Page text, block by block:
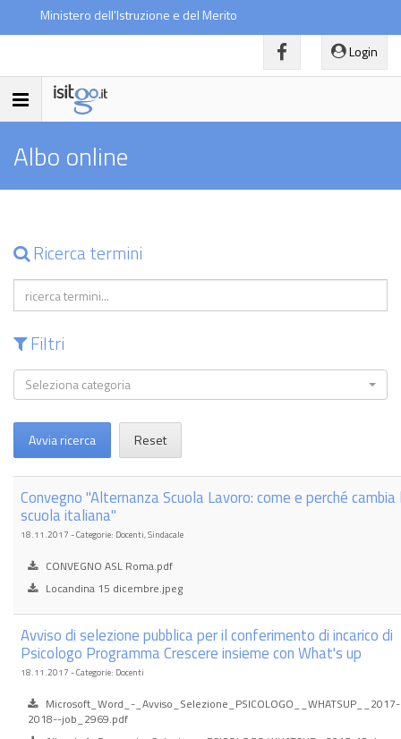
Ministero dell'Istruzione e del Merito
Login
Toggle
Albo online
Ricerca termini
Filtri
Seleziona categoria
Avvia ricerca Reset
Convegno "Alternanza Scuola Lavoro: come e perché cambia
scuola italiana"
18.11.2017 - Categorie: Docenti, Sindacale
CONVEGNO ASL Roma.pdf
Locandina 15 dicembre.jpeg
Avviso di selezione pubblica per il conferimento di incarico di
Psicologo Programma Crescere insieme con What's up
18.11.2017 - Categorie: Docenti
Microsoft_Word_-_Avviso_Selezione_PSICOLOGO__WHATSUP__2017-
2018--job_2969.pdf